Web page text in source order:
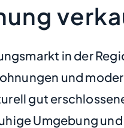
in der
und
gut
Umgebung